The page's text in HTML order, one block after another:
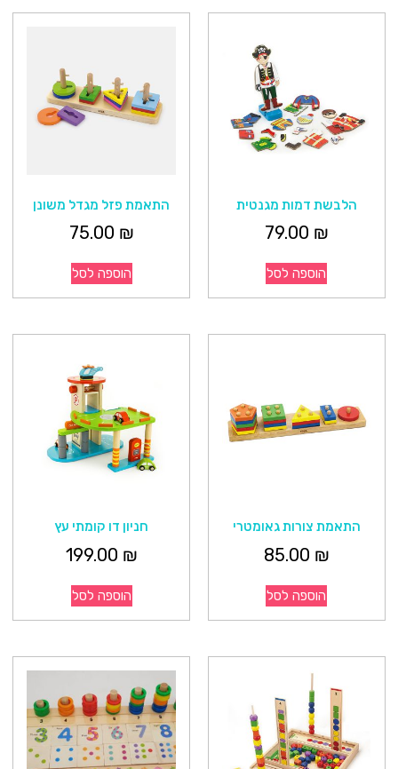
הלבשת דמות מגנטית
79.00 ₪
הוספה לסל
התאמת פזל מגדל משונן
75.00 ₪
הוספה לסל
התאמת צורות גאומטרי
85.00 ₪
הוספה לסל
חניון דו קומתי עץ
199.00 ₪
הוספה לסל